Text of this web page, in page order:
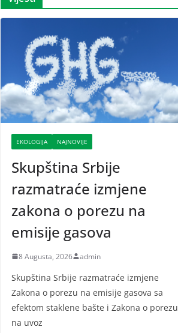
EKOLOGIJA NAJNOVIJE
Skupština Srbije
razmatraće izmjene
zakona o porezu na
emisije gasova
8 Augusta, 2026 admin
Skupština Srbije razmatraće izmjene
Zakona o porezu na emisije gasova sa
efektom staklene bašte i Zakona o porezu
na uvoz